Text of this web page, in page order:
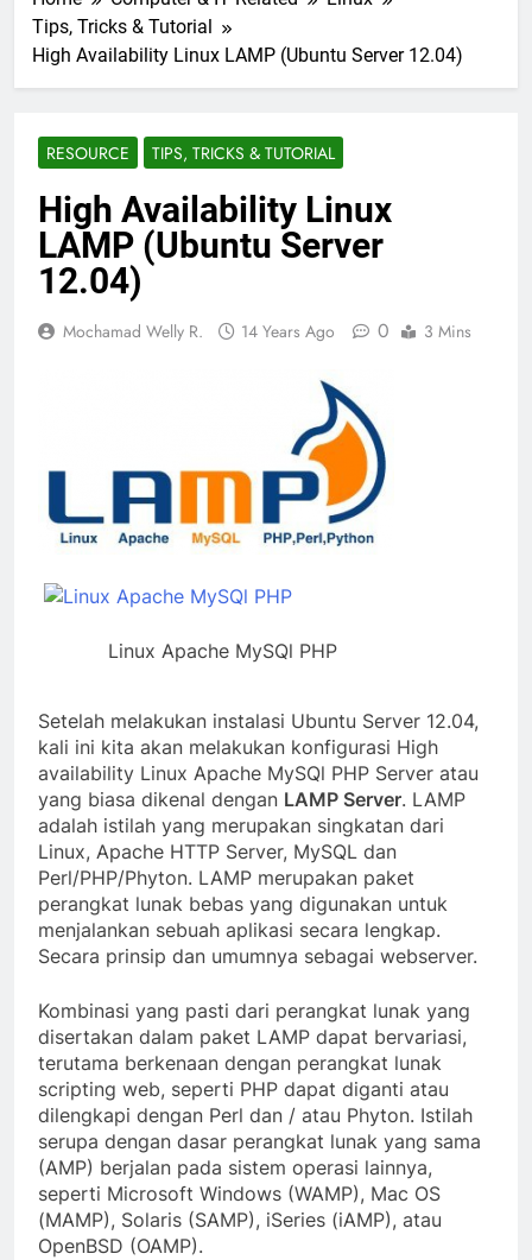
Tips, Tricks & Tutorial
High Availability Linux LAMP (Ubuntu Server 12.04)
RESOURCE TIPS, TRICKS & TUTORIAL
High Availability Linux
LAMP (Ubuntu Server
12.04)
Mochamad Welly R. 14 Years Ago 0 3 Mins
Linux Apache MySQl PHP
Setelah melakukan instalasi Ubuntu Server 12.04,
kali ini kita akan melakukan konfigurasi High
availability Linux Apache MySQl PHP Server atau
yang biasa dikenal dengan LAMP Server. LAMP
adalah istilah yang merupakan singkatan dari
Linux, Apache HTTP Server, MySQL dan
Perl/PHP/Phyton. LAMP merupakan paket
perangkat lunak bebas yang digunakan untuk
menjalankan sebuah aplikasi secara lengkap.
Secara prinsip dan umumnya sebagai webserver.
Kombinasi yang pasti dari perangkat lunak yang
disertakan dalam paket LAMP dapat bervariasi,
terutama berkenaan dengan perangkat lunak
scripting web, seperti PHP dapat diganti atau
dilengkapi dengan Perl dan / atau Phyton. Istilah
serupa dengan dasar perangkat lunak yang sama
(AMP) berjalan pada sistem operasi lainnya,
seperti Microsoft Windows (WAMP), Mac OS
(MAMP), Solaris (SAMP), iSeries (iAMP), atau
OpenBSD (OAMP).